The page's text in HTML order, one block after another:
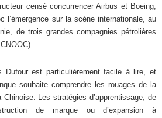
censé concurrencer Airbus et Boeing,
l’émergence sur la scène internationale, au
de trois grandes compagnies pétrolières
Dufour est particulièrement facile à lire, et
souhaite comprendre les rouages de la
Les stratégies d’apprentissage, de
de marque ou d’expansion à